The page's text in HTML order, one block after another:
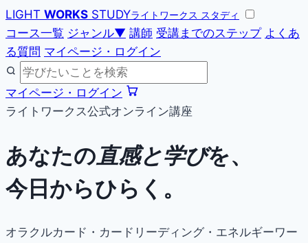
LIGHT WORKS STUDYライトワークス スタディ
コース一覧 ジャンル▼ 講師 受講までのステップ よくあ
る質問 マイページ・ログイン
マイページ・ログイン
ライトワークス公式オンライン講座
あなたの直感と学びを、
今日からひらく。
オラクルカード・カードリーディング・エネルギーワー